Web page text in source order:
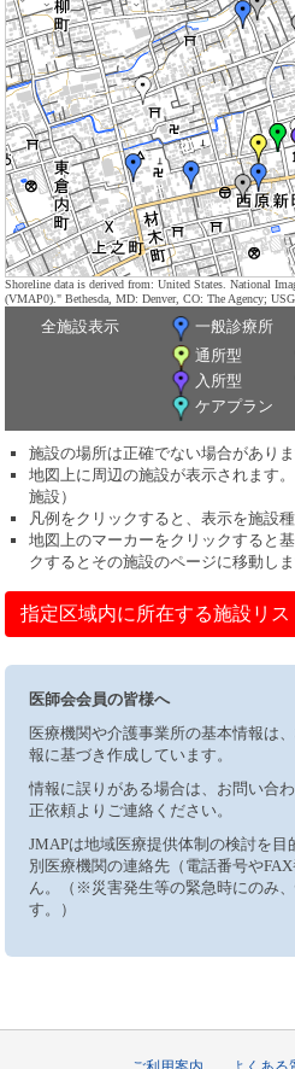
Shoreline data is derived from: United States. National
(VMAP0)." Bethesda, MD: Denver, CO: The Agency;
全施設表示 一般診療所
通所型
入所型
ケアプラン
施設の場所は正確でない場合がありま
地図上に周辺の施設が表示されます
施設）
凡例をクリックすると、表示を施設
地図上のマーカーをクリックすると
クするとその施設のページに移動しま
指定区域内に所在する施設リス
医師会会員の皆様へ
医療機関や介護事業所の基本情報は
報に基づき作成しています。
情報に誤りがある場合は、お問い合
正依頼よりご連絡ください。
JMAPは地域医療提供体制の検討を
別医療機関の連絡先（電話番号や
ん。（※災害発生等の緊急時にのみ
す。）